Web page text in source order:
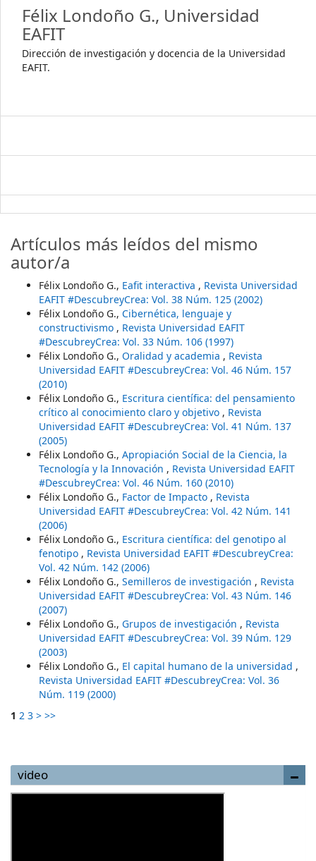
Félix Londoño G., Universidad
EAFIT
Dirección de investigación y docencia de la Universidad
EAFIT.
Artículos más leídos del mismo
autor/a
Félix Londoño G., Eafit interactiva , Revista Universidad
EAFIT #DescubreyCrea: Vol. 38 Núm. 125 (2002)
Félix Londoño G., Cibernética, lenguaje y
constructivismo , Revista Universidad EAFIT
#DescubreyCrea: Vol. 33 Núm. 106 (1997)
Félix Londoño G., Oralidad y academia , Revista
Universidad EAFIT #DescubreyCrea: Vol. 46 Núm. 157
(2010)
Félix Londoño G., Escritura científica: del pensamiento
crítico al conocimiento claro y objetivo , Revista
Universidad EAFIT #DescubreyCrea: Vol. 41 Núm. 137
(2005)
Félix Londoño G., Apropiación Social de la Ciencia, la
Tecnología y la Innovación , Revista Universidad EAFIT
#DescubreyCrea: Vol. 46 Núm. 160 (2010)
Félix Londoño G., Factor de Impacto , Revista
Universidad EAFIT #DescubreyCrea: Vol. 42 Núm. 141
(2006)
Félix Londoño G., Escritura científica: del genotipo al
fenotipo , Revista Universidad EAFIT #DescubreyCrea:
Vol. 42 Núm. 142 (2006)
Félix Londoño G., Semilleros de investigación , Revista
Universidad EAFIT #DescubreyCrea: Vol. 43 Núm. 146
(2007)
Félix Londoño G., Grupos de investigación , Revista
Universidad EAFIT #DescubreyCrea: Vol. 39 Núm. 129
(2003)
Félix Londoño G., El capital humano de la universidad ,
Revista Universidad EAFIT #DescubreyCrea: Vol. 36
Núm. 119 (2000)
1 2 3 > >>
video